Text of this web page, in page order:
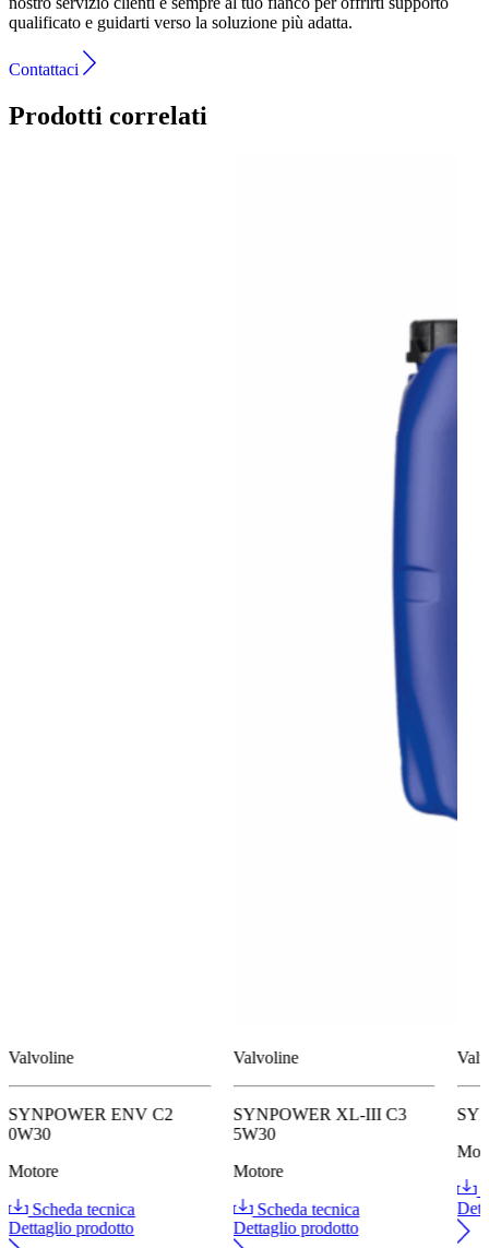
qualificato e guidarti verso la soluzione più adatta.
Contattaci
Prodotti correlati
Valvoline
SYNPOWER ENV C2
0W30
Motore
Scheda tecnica
Dettaglio prodotto
Valvoline
SYNPOWER XL-III C3
5W30
Motore
Scheda tecnica
Dettaglio prodotto